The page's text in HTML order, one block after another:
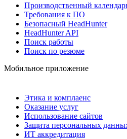
Производственный
Требования к ПО
Безопасный HeadHunter
HeadHunter API
Поиск работы
Поиск по резюме
Мобильное приложение
Этика и комплаенс
Оказание услуг
Использование сайтов
Защита персональных
ИТ аккредитация